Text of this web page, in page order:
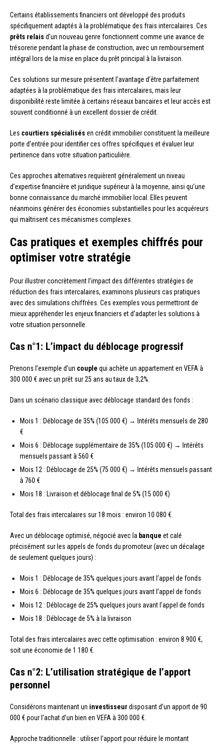
Certains établissements financiers ont développé des produits
spécifiquement adaptés à la problématique des frais intercalaires. Ces
prêts relais d’un nouveau genre fonctionnent comme une avance de
trésorerie pendant la phase de construction, avec un remboursement
intégral lors de la mise en place du prêt principal à la livraison.
Ces solutions sur mesure présentent l’avantage d’être parfaitement
adaptées à la problématique des frais intercalaires, mais leur
disponibilité reste limitée à certains réseaux bancaires et leur accès est
souvent conditionné à un excellent dossier de crédit.
Les courtiers spécialisés en crédit immobilier constituent la meilleure
porte d’entrée pour identifier ces offres spécifiques et évaluer leur
pertinence dans votre situation particulière.
Ces approches alternatives requièrent généralement un niveau
d’expertise financière et juridique supérieur à la moyenne, ainsi qu’une
bonne connaissance du marché immobilier local. Elles peuvent
néanmoins générer des économies substantielles pour les acquéreurs
qui maîtrisent ces mécanismes complexes.
Cas pratiques et exemples chiffrés pour
optimiser votre stratégie
Pour illustrer concrètement l’impact des différentes stratégies de
réduction des frais intercalaires, examinons plusieurs cas pratiques
avec des simulations chiffrées. Ces exemples vous permettront de
mieux appréhender les enjeux financiers et d’adapter les solutions à
votre situation personnelle.
Cas n°1: L’impact du déblocage progressif
Prenons l’exemple d’un couple qui achète un appartement en VEFA à
300 000 € avec un prêt sur 25 ans au taux de 3,2%.
Dans un scénario classique avec déblocage standard des fonds :
Mois 1 : Déblocage de 35% (105 000 €) → Intérêts mensuels de 280
€
Mois 6 : Déblocage supplémentaire de 35% (105 000 €) → Intérêts
mensuels passant à 560 €
Mois 12 : Déblocage de 25% (75 000 €) → Intérêts mensuels passant
à 760 €
Mois 18 : Livraison et déblocage final de 5% (15 000 €)
Total des frais intercalaires sur 18 mois : environ 10 080 €.
Avec un déblocage optimisé, négocié avec la banque et calé
précisément sur les appels de fonds du promoteur (avec un décalage
de seulement quelques jours) :
Mois 1 : Déblocage de 35% quelques jours avant l’appel de fonds
Mois 6 : Déblocage de 35% quelques jours avant l’appel de fonds
Mois 12 : Déblocage de 25% quelques jours avant l’appel de fonds
Mois 18 : Déblocage de 5% à la livraison
Total des frais intercalaires avec cette optimisation : environ 8 900 €,
soit une économie de 1 180 €.
Cas n°2: L’utilisation stratégique de l’apport
personnel
Considérons maintenant un investisseurdisposant d’un apport de 90
000 € pour l’achat d’un bien en VEFA à 300 000 €.
Approche traditionnelle : utiliser l’apport pour réduire le montant